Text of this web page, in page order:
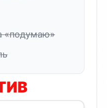
«подумаю»